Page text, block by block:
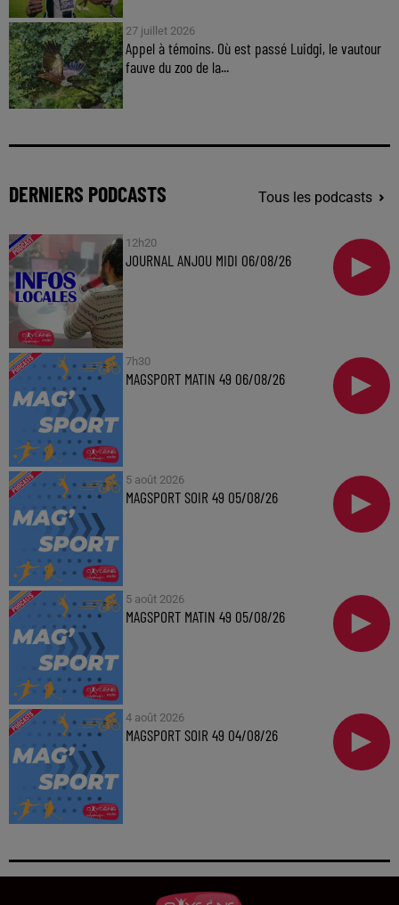
27 juillet 2026
Appel à témoins. Où est passé Luidgi, le vautour
fauve du zoo de la...
DERNIERS PODCASTS Tous les podcasts
12h20
JOURNAL ANJOU MIDI 06/08/26
7h30
MAGSPORT MATIN 49 06/08/26
5 août 2026
MAGSPORT SOIR 49 05/08/26
5 août 2026
MAGSPORT MATIN 49 05/08/26
4 août 2026
MAGSPORT SOIR 49 04/08/26